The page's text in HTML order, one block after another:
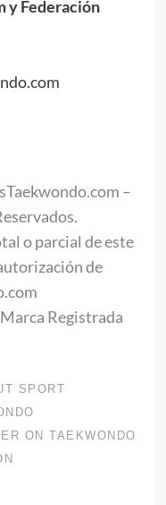
y Federación
–
o parcial de este
de
Registrada